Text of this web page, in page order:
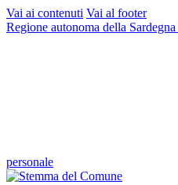
Vai ai contenuti Vai al footer
Regione autonoma della Sardegna
personale